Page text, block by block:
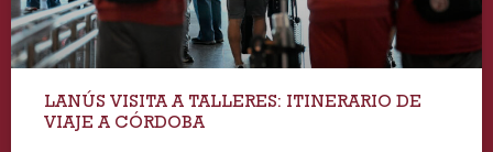
LANÚS VISITA A TALLERES: ITINERARIO DE
VIAJE A CÓRDOBA